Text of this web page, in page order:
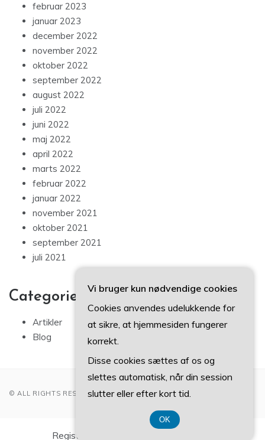
februar 2023
januar 2023
december 2022
november 2022
oktober 2022
september 2022
august 2022
juli 2022
juni 2022
maj 2022
april 2022
marts 2022
februar 2022
januar 2022
november 2021
oktober 2021
september 2021
juli 2021
Categories
Artikler
Blog
© ALL RIGHTS RESERVED 2022
Registreringsnummer DK 37 40 77 39
Vi bruger kun nødvendige cookies
Cookies anvendes udelukkende for
at sikre, at hjemmesiden fungerer
korrekt.
Disse cookies sættes af os og
slettes automatisk, når din session
slutter eller efter kort tid.
OK